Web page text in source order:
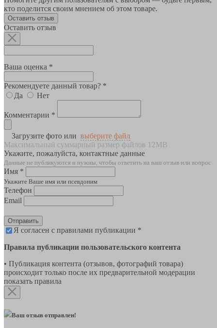
кто поделится своим мнением об этом товаре.
Оставить отзыв
Оставить отзыв
Ваша оценка *
Рекомендуете данный товар? *
Да
Нет
Комментарии *
Загрузите фото или выберите файл
Максимальный суммарный размер файлов 12MB
Укажите, пожалуйста, контактные данные
Данные не публикуются и нужны, чтобы ответить на ваш отзыв или вопрос
Имя *
Укажите Ваше имя или псевдоним
Телефон
Email
Отправить
Я согласен с правилами публикации *
Правила публикации пользовательского контента
• Публикация контента (отзывов, фотографий товара)
происходит только после их предварительной модерации
показать правила
Ваш отзыв отправлен!